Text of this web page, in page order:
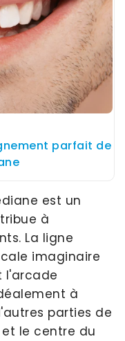
parfait de
est un
à
La ligne
imaginaire
l'arcade
à
parties de
le centre du